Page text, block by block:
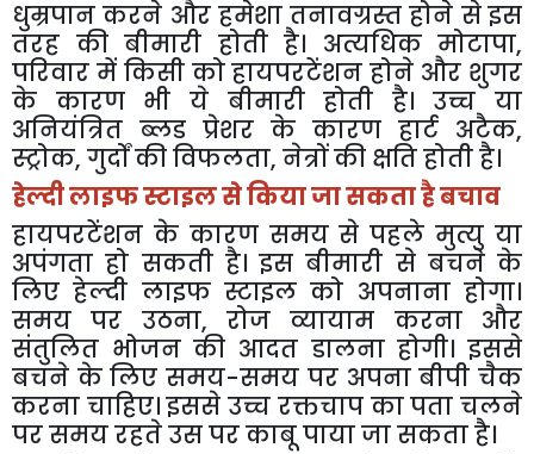
धुम्रपान करने और हमेशा तनावग्रस्त होने से इस
तरह की बीमारी होती है। अत्यधिक मोटापा,
परिवार में किसी को हायपरटेंशन होने और शुगर
के कारण भी ये बीमारी होती है। उच्च या
अनियंत्रित ब्लड प्रेशर के कारण हार्ट अटैक,
स्ट्रोक, गुर्दों की विफलता, नेत्रों की क्षति होती है।
हेल्दी लाइफ स्टाइल से किया जा सकता है बचाव
हायपरटेंशन के कारण समय से पहले मुत्यु या
अपंगता हो सकती है। इस बीमारी से बचने के
लिए हेल्दी लाइफ स्टाइल को अपनाना होगा।
समय पर उठना, रोज व्यायाम करना और
संतुलित भोजन की आदत डालना होगी। इससे
बचने के लिए समय-समय पर अपना बीपी चैक
करना चाहिए। इससे उच्च रक्तचाप का पता चलने
पर समय रहते उस पर काबू पाया जा सकता है।